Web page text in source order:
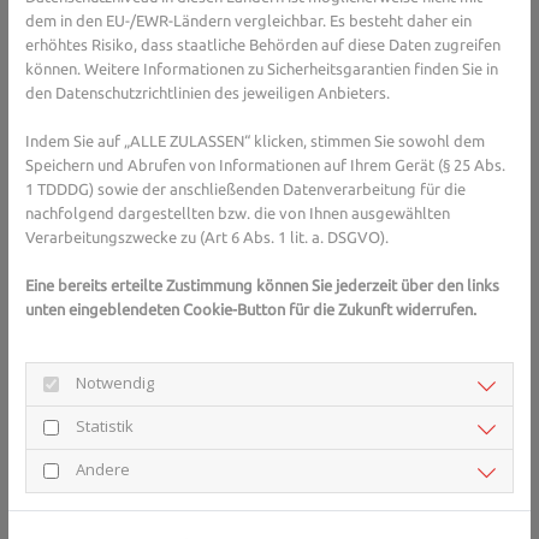
sich, auch bei kaltem oder schlechtem Wetter öfter nach draußen
zu gehen. Denn nicht nur das Sonnenlicht hilft, das Immunsystem
zu stärken, sondern auch die frische Luft unterstützt die
Schleimhäute dabei, ihre Arbeit zu verrichten und sich gegen die
Sie haben Fragen zur Stärkung des
Immunsystems oder zu
Gesundheits-Experten und -Expertinnen aus Ihrer
Expertensuche.
Genügend trinken und moderat
trainieren
dem in den EU-/EWR-Ländern vergleichbar. Es besteht daher ein
erhöhtes Risiko, dass staatliche Behörden auf diese Daten zugreifen
können. Weitere Informationen zu Sicherheitsgarantien finden Sie in
den Datenschutzrichtlinien des jeweiligen Anbieters.
Indem Sie auf „ALLE ZULASSEN“ klicken, stimmen Sie sowohl dem
Speichern und Abrufen von Informationen auf Ihrem Gerät (§ 25 Abs.
1 TDDDG) sowie der anschließenden Datenverarbeitung für die
nachfolgend dargestellten bzw. die von Ihnen ausgewählten
Verarbeitungszwecke zu (Art 6 Abs. 1 lit. a. DSGVO).
Eine bereits erteilte Zustimmung können Sie jederzeit über den links
unten eingeblendeten Cookie-Button für die Zukunft widerrufen.
Notwendig
Statistik
Andere